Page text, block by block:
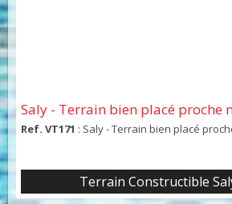
Saly - Terrain bien placé proche
Ref. VT171 : Saly - Terrain bien placé
Terrain Constructible